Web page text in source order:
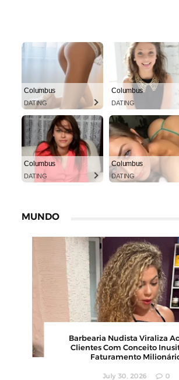
Columbus
DATING
Columbus
DATING
Columbus
DATING
Columbus
DATING
MUNDO
Barbearia Nudista Viraliza
Clientes Com Conceito
Faturamento
July 30, 2026 0